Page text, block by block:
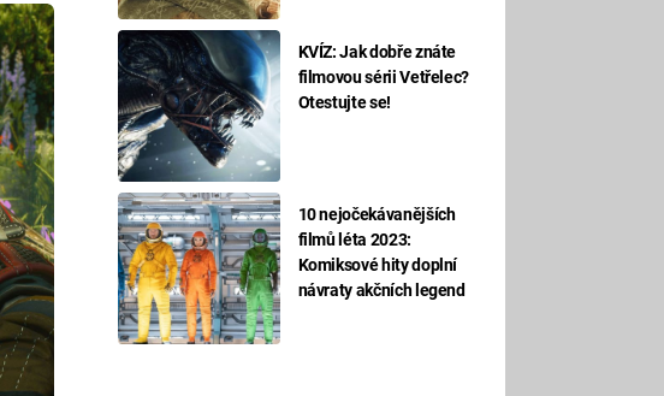
KVÍZ: Jak dobře znáte
filmovou sérii Vetřelec?
Otestujte se!
10 nejočekávanějších
filmů léta 2023:
Komiksové hity doplní
návraty akčních legend